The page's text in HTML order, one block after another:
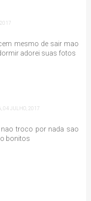
mesmo de sair mao
adorei suas fotos
04 JULHO, 2017
troco por nada sao
bonitos